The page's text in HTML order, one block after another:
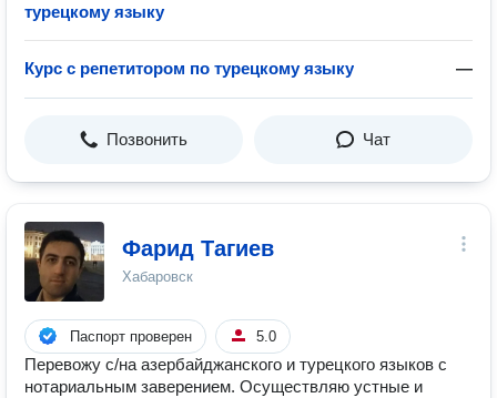
турецкому языку
Курс с репетитором по турецкому языку —
Позвонить Чат
Фарид Тагиев
Хабаровск
Паспорт проверен 5.0
Перевожу с/на азербайджанского и турецкого языков с
нотариальным заверением. Осуществляю устные и